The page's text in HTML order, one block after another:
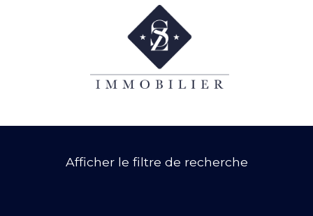
Afficher le filtre de recherche